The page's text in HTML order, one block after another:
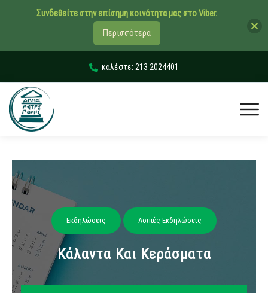
καλέστε: 213 2024401
Εκδηλώσεις Λοιπές Εκδηλώσεις
Κάλαντα Και Κεράσματα
Συνδεθείτε στην επίσημη κοινότητα μας στο Viber.
Περισσότερα